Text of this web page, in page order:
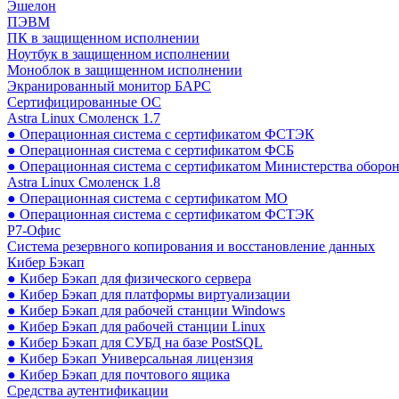
Эшелон
ПЭВМ
ПК в защищенном исполнении
Ноутбук в защищенном исполнении
Моноблок в защищенном исполнении
Экранированный монитор БАРС
Сертифицированные ОС
Astra Linux Смоленск 1.7
● Операционная система с сертификатом ФСТЭК
● Операционная система с сертификатом ФСБ
● Операционная система с сертификатом Министерства
Astra Linux Смоленск 1.8
● Операционная система с сертификатом МО
● Операционная система с сертификатом ФСТЭК
Р7-Офис
Система резервного копирования и восстановление данных
Кибер Бэкап
● Кибер Бэкап для физического сервера
● Кибер Бэкап для платформы виртуализации
● Кибер Бэкап для рабочей станции Windows
● Кибер Бэкап для рабочей станции Linux
● Кибер Бэкап для СУБД на базе PostSQL
● Кибер Бэкап Универсальная лицензия
● Кибер Бэкап для почтового ящика
Средства аутентификации